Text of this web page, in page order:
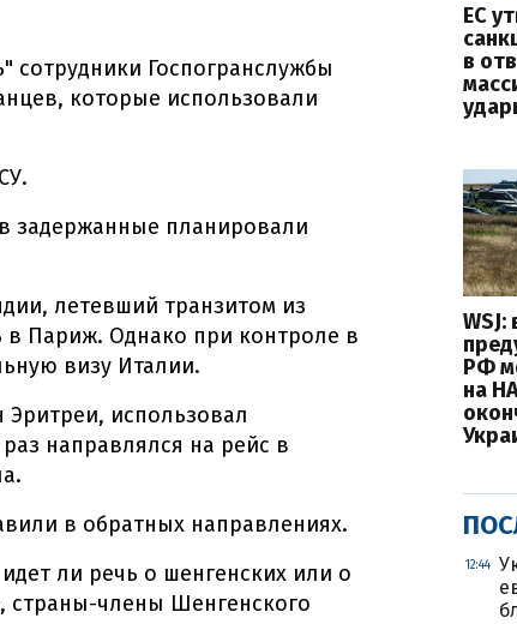
сотрудники Госпогранслужбы
которые использовали
задержанные планировали
летевший транзитом из
Париж. Однако при контроле в
визу Италии.
Эритреи, использовал
направлялся на рейс в
в обратных направлениях.
ли речь о шенгенских или о
страны-члены Шенгенского
ЕС
в
РФ
на
12:44